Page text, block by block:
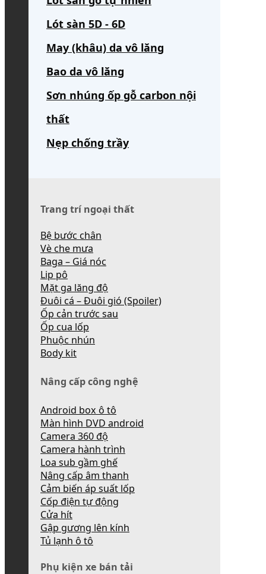
Lót sàn 5D - 6D
May (khâu) da vô lăng
Bao da vô lăng
Sơn nhúng ốp gỗ carbon nội
thất
Nẹp chống trầy
Trang trí ngoại thất
Bệ bước chân
Vè che mưa
Baga – Giá nóc
Lip pô
Mặt ga lăng độ
Đuôi cá – Đuôi gió (Spoiler)
Ốp cản trước sau
Ốp cua lốp
Phuộc nhún
Body kit
Nâng cấp công nghệ
Android box ô tô
Màn hình DVD android
Camera 360 độ
Camera hành trình
Loa sub gầm ghế
Nâng cấp âm thanh
Cảm biến áp suất lốp
Cốp điện tự động
Cửa hít
Gập gương lên kính
Tủ lạnh ô tô
Phụ kiện xe bán tải